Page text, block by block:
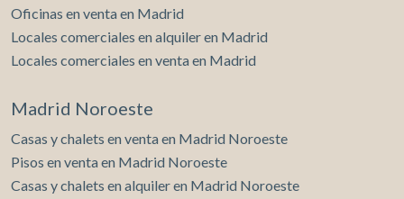
Oficinas en venta en Madrid
Locales comerciales en alquiler en Madrid
Locales comerciales en venta en Madrid
Madrid Noroeste
Casas y chalets en venta en Madrid Noroeste
Pisos en venta en Madrid Noroeste
Casas y chalets en alquiler en Madrid Noroeste